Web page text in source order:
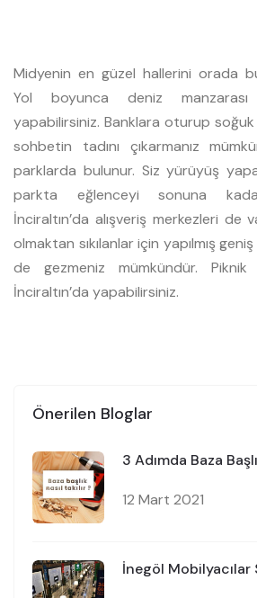
Midyenin en güzel hallerini orada
Yol boyunca deniz
yapabilirsiniz. Banklara oturup
sohbetin tadını çıkarmanız
parklarda bulunur. Siz yürüyüş
parkta eğlenceyi sonuna
İnciraltın’da alışveriş merkezleri de
olmaktan sıkılanlar için yapılmış
de gezmeniz mümkündür.
İnciraltın’da yapabilirsiniz.
Önerilen Bloglar
3 Adımda Baza
12 Mart 2021
İnegöl Mobilyacılar